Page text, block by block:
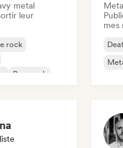
metal
leur
rock
Pop punk
mes